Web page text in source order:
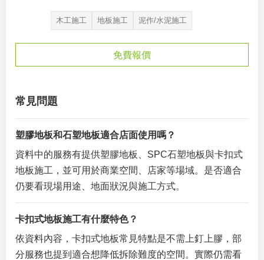
木工施工 地板施工 泥作/水泥施工
免費報價
常見問題
塑膠地板和石塑地板適合店面使用嗎？
資料中的服務有提供塑膠地板、SPC石塑地板與卡扣式
地板施工，並可用於商業空間、店家等場域。是否適合
仍要看現場用途、地面狀況與施工方式。
卡扣式地板施工有什麼特色？
依資料內容，卡扣式地板常見特點是不需上釘上膠，部
分服務也提到適合想降低拆除難度的空間。實際仍需看